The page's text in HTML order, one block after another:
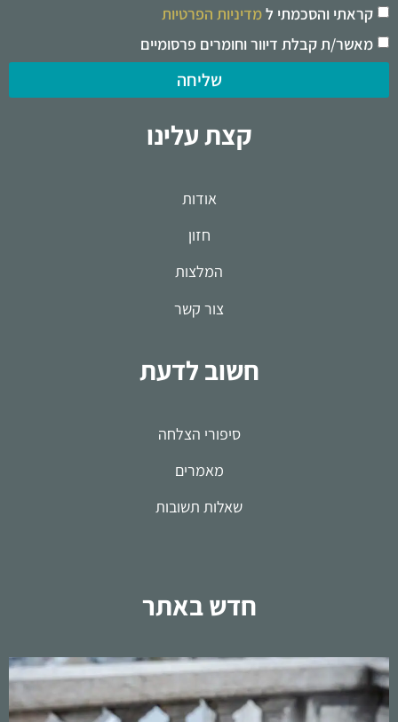
קראתי והסכמתי למדיניות הפרטיות
מאשר/ת קבלת דיוור וחומרים פרסומיים
שליחה
קצת עלינו
אודות
חזון
המלצות
צור קשר
חשוב לדעת
סיפורי הצלחה
מאמרים
שאלות תשובות
חדש באתר